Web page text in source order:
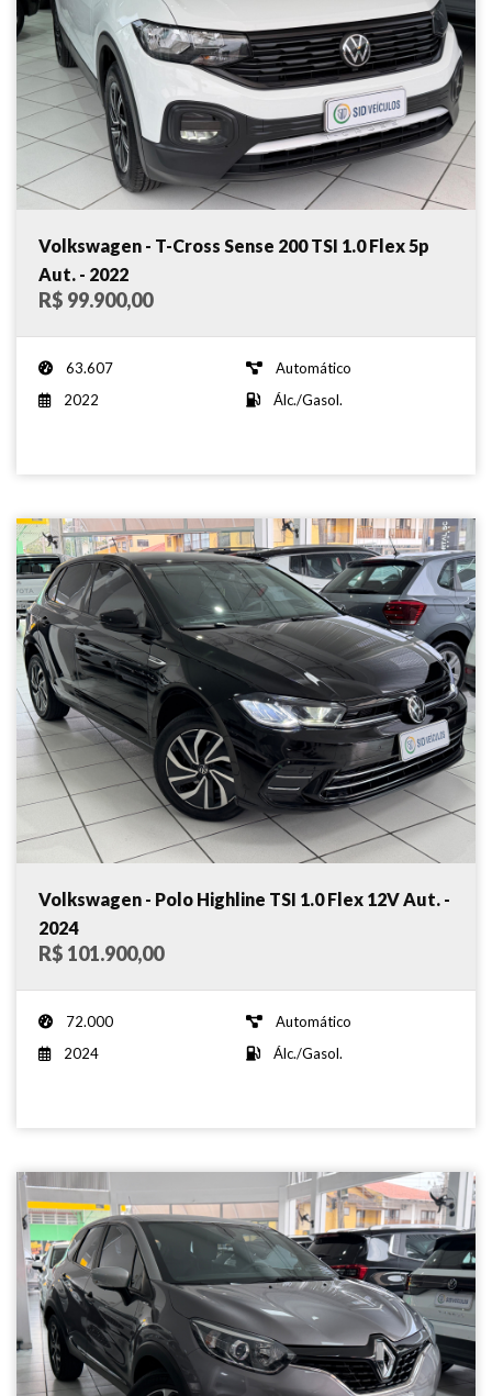
Volkswagen - T-Cross Sense 200 TSI 1.0 Flex 5p
Aut. - 2022
R$ 99.900,00
63.607
Automático
2022
Álc./Gasol.
Volkswagen - Polo Highline TSI 1.0 Flex 12V Aut. -
2024
R$ 101.900,00
72.000
Automático
2024
Álc./Gasol.